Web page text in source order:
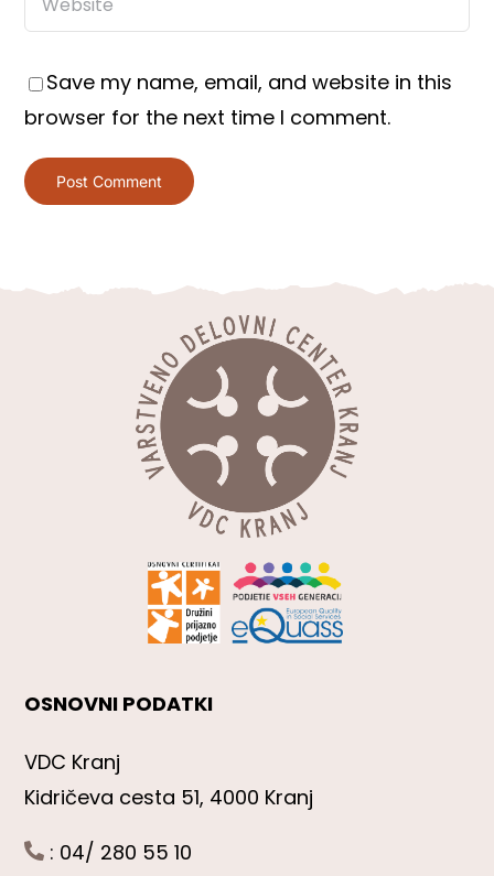
Save my name, email, and website in this
browser for the next time I comment.
OSNOVNI PODATKI
VDC Kranj
Kidričeva cesta 51, 4000 Kranj
: 04/ 280 55 10